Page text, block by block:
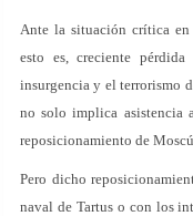
Ante la situación crítica en
esto es, creciente
insurgencia y el terrorismo
no solo implica asistencia
reposicionamiento de
Pero dicho
naval de Tartus o con los